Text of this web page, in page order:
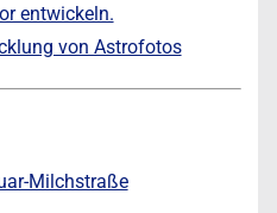
entwickeln.
von Astrofotos
Milchstraße